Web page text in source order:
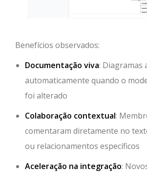
Benefícios observados:
Documentação viva: Diagramas
automaticamente quando o
foi alterado
Colaboração contextual:
comentaram diretamente no
ou relacionamentos específicos
Aceleração na integração: